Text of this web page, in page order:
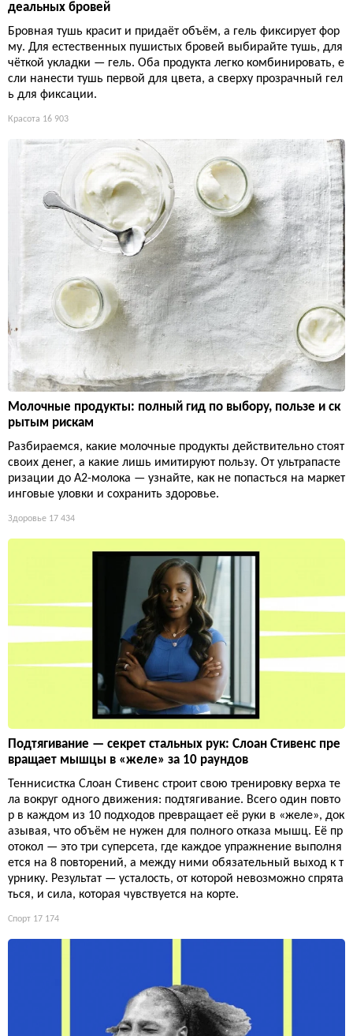
деальных бровей
Бровная тушь красит и придаёт объём, а гель фиксирует фор
му. Для естественных пушистых бровей выбирайте тушь, для
чёткой укладки — гель. Оба продукта легко комбинировать, е
сли нанести тушь первой для цвета, а сверху прозрачный гел
ь для фиксации.
Красота 16 903
Молочные продукты: полный гид по выбору, пользе и ск
рытым рискам
Разбираемся, какие молочные продукты действительно стоят
своих денег, а какие лишь имитируют пользу. От ультрапасте
ризации до А2-молока — узнайте, как не попасться на маркет
инговые уловки и сохранить здоровье.
Здоровье 17 434
Подтягивание — секрет стальных рук: Слоан Стивенс пре
вращает мышцы в «желе» за 10 раундов
Теннисистка Слоан Стивенс строит свою тренировку верха те
ла вокруг одного движения: подтягивание. Всего один повто
р в каждом из 10 подходов превращает её руки в «желе», док
азывая, что объём не нужен для полного отказа мышц. Её пр
отокол — это три суперсета, где каждое упражнение выполня
ется на 8 повторений, а между ними обязательный выход к т
урнику. Результат — усталость, от которой невозможно спрята
ться, и сила, которая чувствуется на корте.
Спорт 17 174